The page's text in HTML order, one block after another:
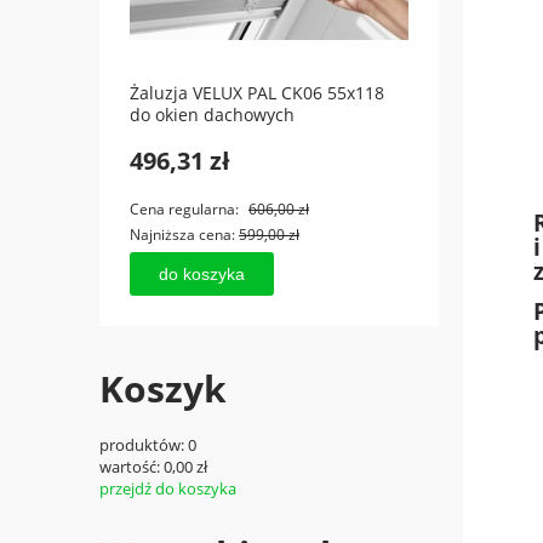
Żaluzja VELUX PAL CK06 55x118
do okien dachowych
496,31 zł
Cena regularna: 606,00 zł
Najniższa cena:599,00 zł
do koszyka
Cena
Koszyk
produktów:0
wartość:0,00 zł
przejdź do koszyka